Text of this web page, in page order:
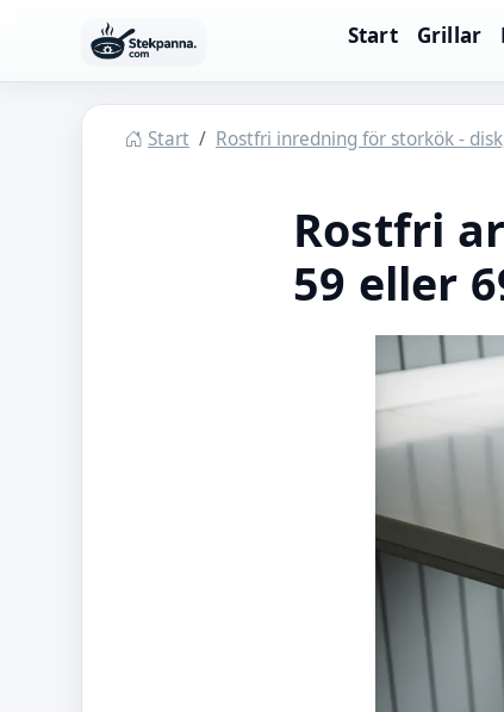
Hoppa till huvudinnehåll
Stekpanna
Start Grillar
Start Rostfri inredning för storkök -
Rostfri
59 eller